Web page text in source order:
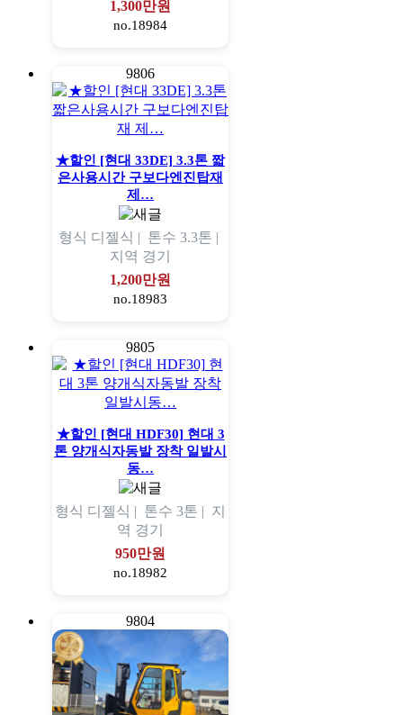
1,300만원
no.18984
9806
★할인 [현대 33DE] 3.3톤 짧
은사용시간 구보다엔진탑재
제…
형식 디젤식 | 톤수 3.3톤 |
지역 경기
1,200만원
no.18983
9805
★할인 [현대 HDF30] 현대 3
톤 양개식자동발 장착 일발시
동…
형식 디젤식 | 톤수 3톤 | 지
역 경기
950만원
no.18982
9804